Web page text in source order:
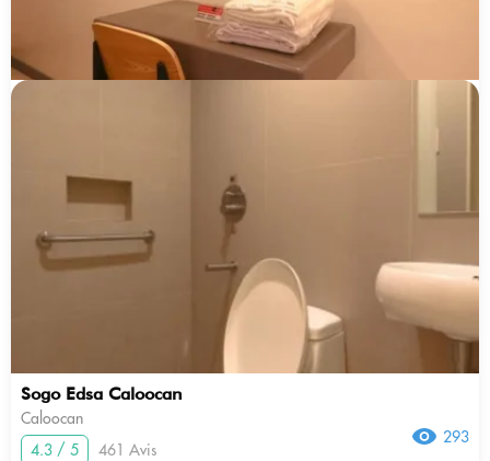
Sogo Edsa Caloocan
Caloocan
4.3 / 5
461 Avis
293